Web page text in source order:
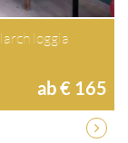
loggia
ab € 165